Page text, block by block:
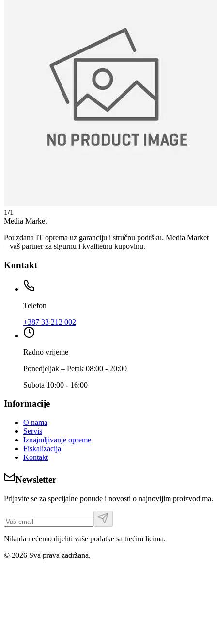
1/1
Media Market
Pouzdana IT oprema uz garanciju i stručnu podršku. Media Market
– vaš partner za sigurnu i kvalitetnu kupovinu.
Kontakt
Telefon
+387 33 212 002
Radno vrijeme
Ponedjeljak – Petak 08:00 - 20:00
Subota 10:00 - 16:00
Informacije
O nama
Servis
Iznajmljivanje opreme
Fiskalizacija
Kontakt
Newsletter
Prijavite se za specijalne ponude i novosti o najnovijim proizvodima.
Nikada nećemo dijeliti vaše podatke sa trećim licima.
© 2026 Sva prava zadržana.